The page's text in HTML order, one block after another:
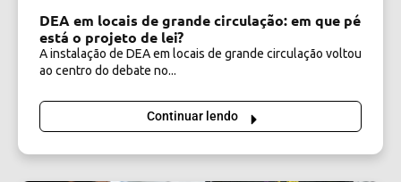
DEA em locais de grande circulação: em que pé
está o projeto de lei?
A instalação de DEA em locais de grande circulação voltou
ao centro do debate no...
Continuar lendo